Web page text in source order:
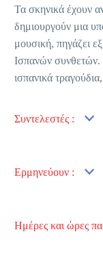
Τα σκηνικά έχουν
δημιουργούν μια
μουσική, πηγάζει
Ισπανών συνθετών.
ισπανικά
Συντελεστές :
Ερμηνεύουν :
Ημέρες και ώρες